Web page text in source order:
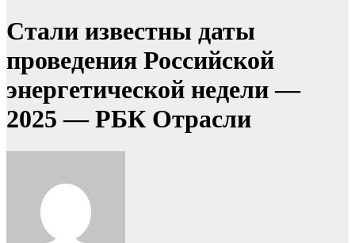
Стали известны даты
проведения Российской
энергетической недели —
2025 — РБК Отрасли